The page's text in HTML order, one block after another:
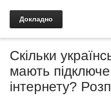
Докладно
Скільки
мають
інтернету?